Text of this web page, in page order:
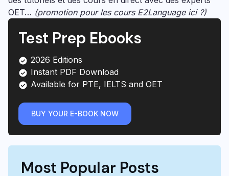
OET… (promotion pour les cours E2Language ici ?)
Test Prep Ebooks
2026 Editions
Instant PDF Download
Available for PTE, IELTS and OET
BUY YOUR E-BOOK NOW
Most Popular Posts